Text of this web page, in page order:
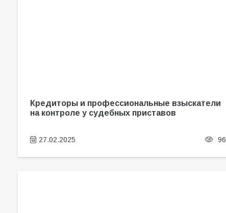
Кредиторы и профессиональные взыскатели
на контроле у судебных приставов
27.02.2025 96